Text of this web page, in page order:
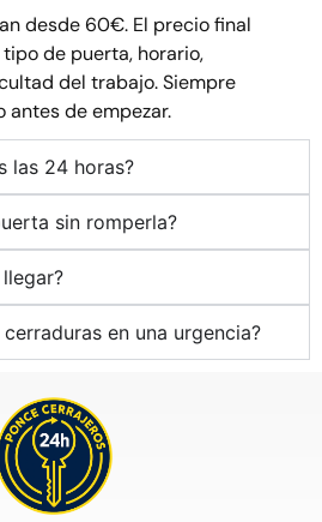
desde 60€. El precio final
de puerta, horario,
del trabajo. Siempre
antes de empezar.
las 24 horas?
sin romperla?
en una urgencia?